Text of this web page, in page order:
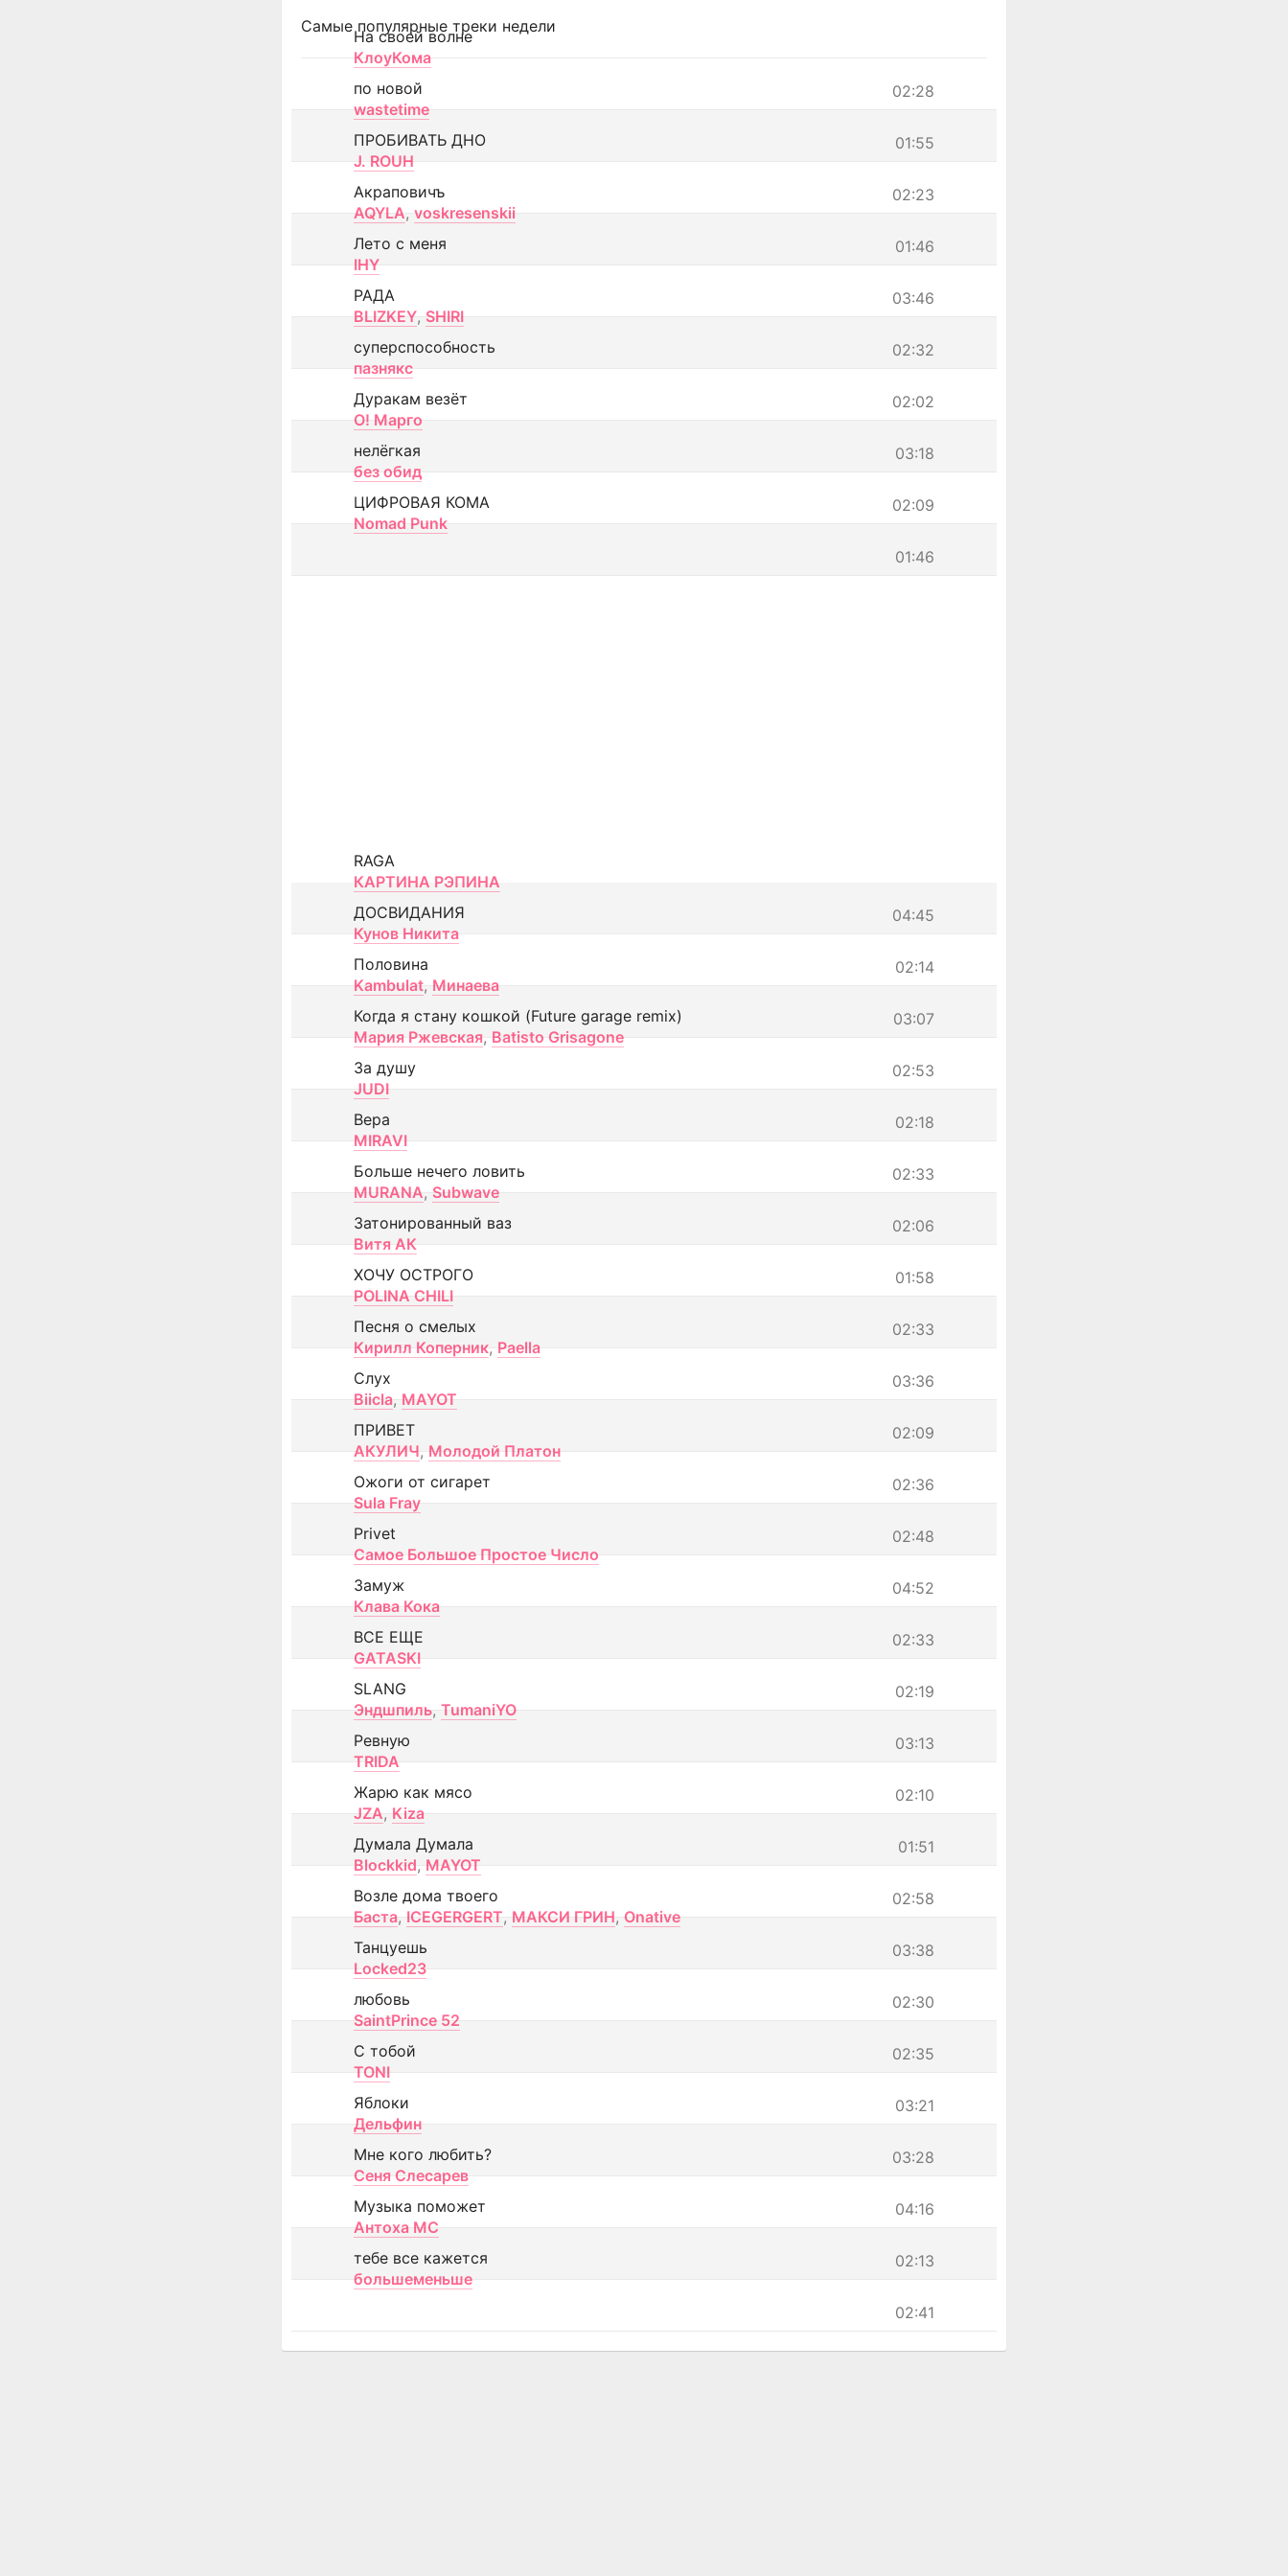
Самые популярные треки недели
На своей волне
КлоуКома
02:28
по новой
wastetime
01:55
ПРОБИВАТЬ ДНО
J. ROUH
02:23
Акраповичъ
AQYLA, voskresenskii
01:46
Лето с меня
IHY
03:46
РАДА
BLIZKEY, SHIRI
02:32
суперспособность
пазнякс
02:02
Дуракам везёт
О! Марго
03:18
нелёгкая
без обид
02:09
ЦИФРОВАЯ КОМА
Nomad Punk
01:46
RAGA
КАРТИНА РЭПИНА
04:45
ДОСВИДАНИЯ
Кунов Никита
02:14
Половина
Kambulat, Минаева
03:07
Когда я стану кошкой (Future garage remix)
Мария Ржевская, Batisto Grisagone
02:53
За душу
JUDI
02:18
Вера
MIRAVI
02:33
Больше нечего ловить
MURANA, Subwave
02:06
Затонированный ваз
Витя АК
01:58
ХОЧУ ОСТРОГО
POLINA CHILI
02:33
Песня о смелых
Кирилл Коперник, Paella
03:36
Слух
Biicla, MAYOT
02:09
ПРИВЕТ
АКУЛИЧ, Молодой Платон
02:36
Ожоги от сигарет
Sula Fray
02:48
Privet
Самое Большое Простое Число
04:52
Замуж
Клава Кока
02:33
ВСЕ ЕЩЕ
GATASKI
02:19
SLANG
Эндшпиль, TumaniYO
03:13
Ревную
TRIDA
02:10
Жарю как мясо
JZA, Kiza
01:51
Думала Думала
Blockkid, MAYOT
02:58
Возле дома твоего
Баста, ICEGERGERT, МАКСИ ГРИН, Onative
03:38
Танцуешь
Locked23
02:30
любовь
SaintPrince 52
02:35
С тобой
TONI
03:21
Яблоки
Дельфин
03:28
Мне кого любить?
Сеня Слесарев
04:16
Музыка поможет
Антоха МС
02:13
тебе все кажется
большеменьше
02:41